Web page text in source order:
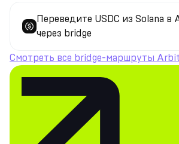
Переведите USDC из Solana в
через bridge
Смотреть все bridge-маршруты